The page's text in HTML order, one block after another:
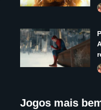
Jogos mais